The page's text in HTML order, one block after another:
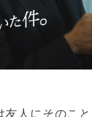
友人にそのこと